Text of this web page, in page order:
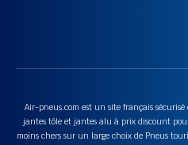
Air-pneus.com est un site français
jantes tôle et jantes alu à prix discount
moins chers sur un large choix de Pneus